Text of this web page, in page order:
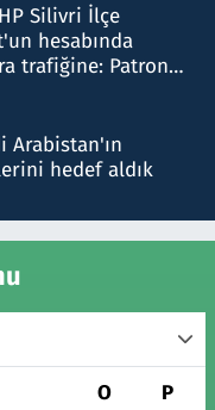
Silivri İlçe
hesabında
trafiğine: Patron
Arabistan'ın
hedef aldık
O P